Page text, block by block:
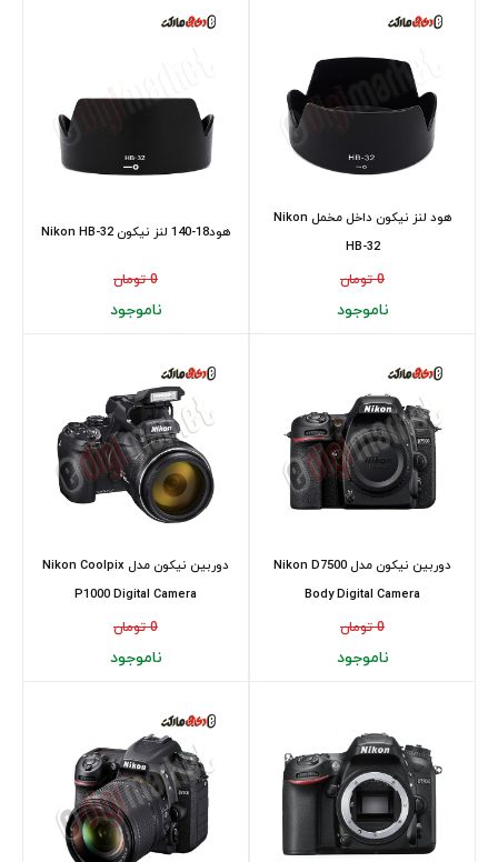
هود18-140 لنز نیکون Nikon HB-32
0 تومان
ناموجود
هود لنز نیکون داخل مخمل Nikon
HB-32
0 تومان
ناموجود
دوربین نیکون مدل Nikon Coolpix
P1000 Digital Camera
0 تومان
ناموجود
دوربین نیکون مدل Nikon D7500
Body Digital Camera
0 تومان
ناموجود